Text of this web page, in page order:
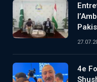
4e